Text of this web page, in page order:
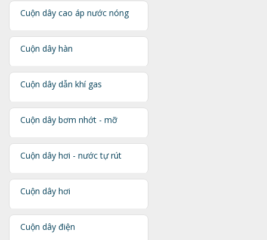
Cuộn dây cao áp nước nóng
Cuộn dây hàn
Cuộn dây dẫn khí gas
Cuộn dây bơm nhớt - mỡ
Cuộn dây hơi - nước tự rút
Cuộn dây hơi
Cuộn dây điện